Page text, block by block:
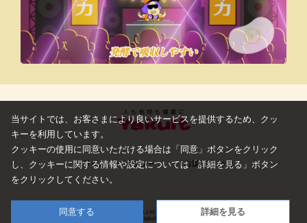
プライバシーポリシー お問い合わせ
© Yakult Honsha Co.,Ltd. All Rights Reserved.
Produced by Yakult Honsha Co.,Ltd
当サイトでは、お客さまにより良いサービスを提供するため、クッ
キーを利用しています。
クッキーの使用に同意いただける場合は「同意」ボタンをクリック
し、 クッキーに関する情報や設定については「詳細を見る」ボタン
をクリックしてください。
同意する 詳細を見る